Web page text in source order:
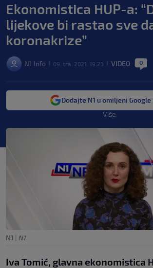
Ekonomistica HUP-a:
lijekove bi rastao sve
koronakrize”
N1 Info 09. tra. 2021. 19:23 VIDEO 0
Dodajte N1 u omiljeni
Više
N1 | N1
Iva Tomić, glavna ekonomistica